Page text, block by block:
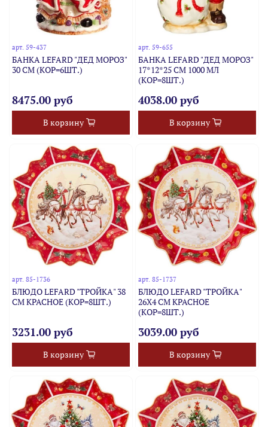
арт.59-437
БАНКА LEFARD "ДЕД МОРОЗ"
30 СМ (КОР=6ШТ.)
8475.00 руб
В корзину
арт. 59-655
БАНКА LEFARD "ДЕД МОРОЗ"
17*12*25 СМ 1000 МЛ
(КОР=8ШТ.)
4038.00 руб
В корзину
арт.85-1736
БЛЮДО LEFARD "ТРОЙКА" 38
СМ КРАСНОЕ (КОР=8ШТ.)
3231.00 руб
В корзину
арт. 85-1737
БЛЮДО LEFARD "ТРОЙКА"
26Х4 СМ КРАСНОЕ
(КОР=8ШТ.)
3039.00 руб
В корзину